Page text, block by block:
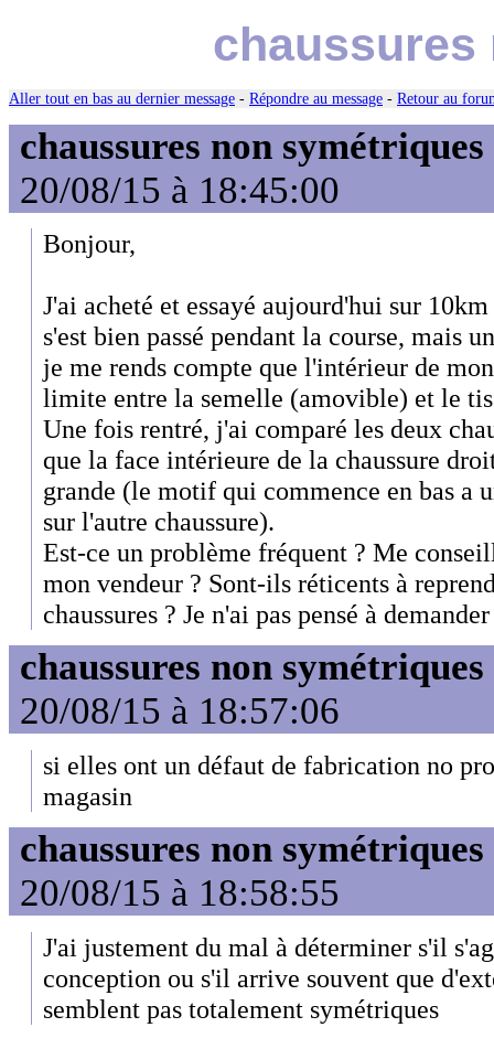
chaussures
Aller tout en bas au dernier message - Répondre au message - Retour au
chaussures non symétriques
20/08/15 à 18:45:00
Bonjour,
J'ai acheté et essayé aujourd'hui sur
s'est bien passé pendant la course, mais
je me rends compte que l'intérieur de
limite entre la semelle (amovible) et le
Une fois rentré, j'ai comparé les deux
que la face intérieure de la chaussure
grande (le motif qui commence en bas a
sur l'autre chaussure).
Est-ce un problème fréquent ? Me
mon vendeur ? Sont-ils réticents à
chaussures ? Je n'ai pas pensé à
chaussures non symétriques
20/08/15 à 18:57:06
si elles ont un défaut de fabrication no
magasin
chaussures non symétriques
20/08/15 à 18:58:55
J'ai justement du mal à déterminer s'il
conception ou s'il arrive souvent que
semblent pas totalement symétriques